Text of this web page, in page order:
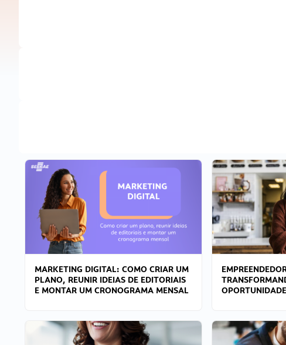
MARKETING DIGITAL: COMO CRIAR UM
PLANO, REUNIR IDEIAS DE EDITORIAIS
E MONTAR UM CRONOGRAMA MENSAL